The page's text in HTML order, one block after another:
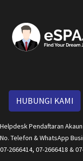
HUBUNGI KAMI
Helpdesk Pendaftaran Akaun
No. Telefon & WhatsApp
07-2666414, 07-2666418 &